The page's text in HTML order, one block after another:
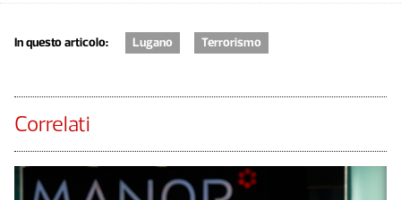
In questo articolo: Lugano Terrorismo
Correlati